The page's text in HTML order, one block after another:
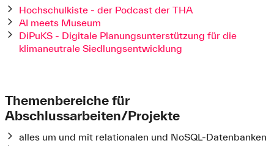
Hochschulkiste - der Podcast der THA
AI meets Museum
DiPuKS - Digitale Planungsunterstützung für die
klimaneutrale Siedlungsentwicklung
Themenbereiche für
Abschlussarbeiten/Projekte
alles um und mit relationalen und NoSQL-Datenbanken